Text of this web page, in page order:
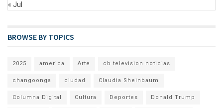
« Jul
BROWSE BY TOPICS
2025 america Arte cb television noticias
changoonga ciudad Claudia Sheinbaum
Columna Digital Cultura Deportes Donald Trump